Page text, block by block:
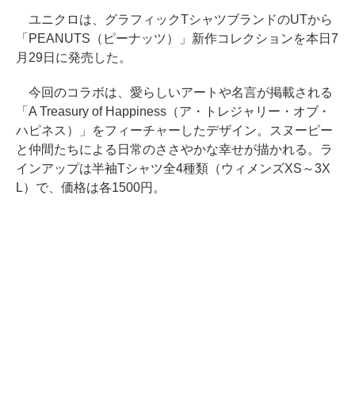
ユニクロは、グラフィックTシャツブランドのUTから
「PEANUTS（ピーナッツ）」新作コレクションを本日7
月29日に発売した。
今回のコラボは、愛らしいアートや名言が掲載される
「A Treasury of Happiness（ア・トレジャリー・オブ・
ハピネス）」をフィーチャーしたデザイン。スヌーピー
と仲間たちによる日常のささやかな幸せが描かれる。ラ
インアップは半袖Tシャツ全4種類（ウィメンズXS～3X
L）で、価格は各1500円。